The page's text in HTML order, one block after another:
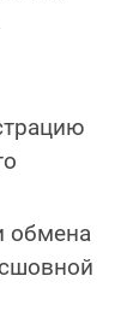
обмена